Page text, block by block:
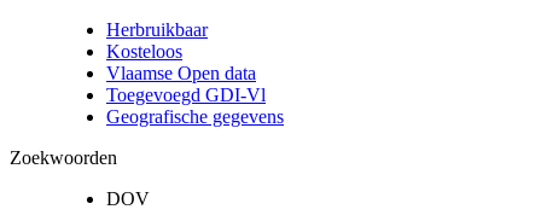
Herbruikbaar
Kosteloos
Vlaamse Open data
Toegevoegd GDI-Vl
Geografische gegevens
Zoekwoorden
DOV